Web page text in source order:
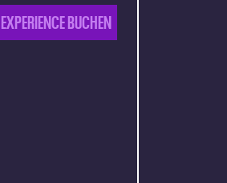
EXPERIENCE BUCHEN